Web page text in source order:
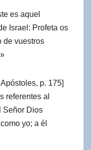
es aquel
Israel: Profeta os
de vuestros
p. 175]
referentes al
Señor Dios
yo; a él